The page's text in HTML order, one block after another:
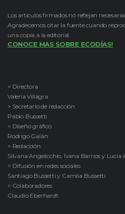
Los artículos firmados no reflejan
Agradecemos citar la fuente cuando
una copia a la editorial.
CONOCE MAS SOBRE ECODÍAS!
> Directora
Valeria Villagra
> Secretario de redacción
Pablo Bussetti
> Diseño gráfico
Rodrigo Galán
> Redacción
Silvana Angelicchio, Ivana Barrios y Lucía
> Difusión en redes sociales
Santiago Bussetti y Camila Bussetti
> Colaboradores
Claudio Eberhardt